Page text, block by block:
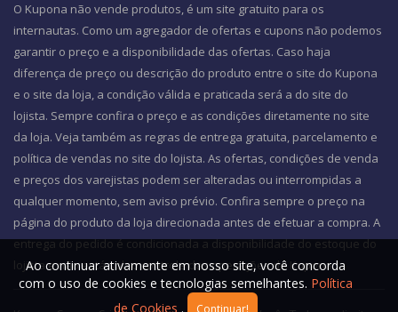
O Kupona não vende produtos, é um site gratuito para os
internautas. Como um agregador de ofertas e cupons não podemos
garantir o preço e a disponibilidade das ofertas. Caso haja
diferença de preço ou descrição do produto entre o site do Kupona
e o site da loja, a condição válida e praticada será a do site do
lojista. Sempre confira o preço e as condições diretamente no site
da loja. Veja também as regras de entrega gratuita, parcelamento e
política de vendas no site do lojista. As ofertas, condições de venda
e preços dos varejistas podem ser alteradas ou interrompidas a
qualquer momento, sem aviso prévio. Confira sempre o preço na
página do produto da loja direcionada antes de efetuar a compra. A
entrega do pedido é condicionada a disponibilidade do estoque do
lojista e não está sob o controle das operações do Kupona.
Ao continuar ativamente em nosso site, você concorda
com o uso de cookies e tecnologias semelhantes. Política
de Cookies . Continuar!